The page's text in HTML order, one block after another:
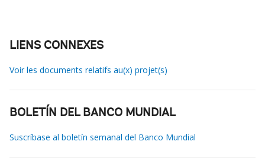
LIENS CONNEXES
Voir les documents relatifs au(x) projet(s)
BOLETÍN DEL BANCO MUNDIAL
Suscríbase al boletín semanal del Banco Mundial